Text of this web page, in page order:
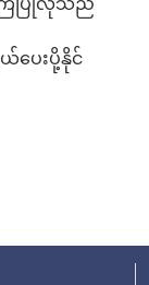
ကြံပြုလိုသည်
ေးပို့နိုင်